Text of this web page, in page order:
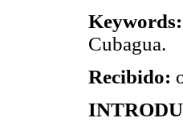
Keywords:
Cubagua.
Recibido: